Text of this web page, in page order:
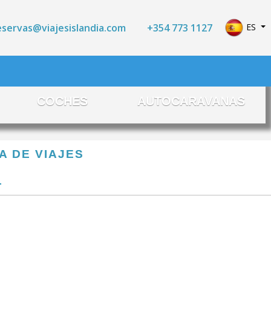
+354 773 1127 ES
COCHES AUTOCARAVANAS
DE VIAJES